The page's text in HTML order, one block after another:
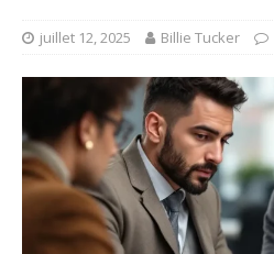
juillet 12, 2025 Billie Tucker